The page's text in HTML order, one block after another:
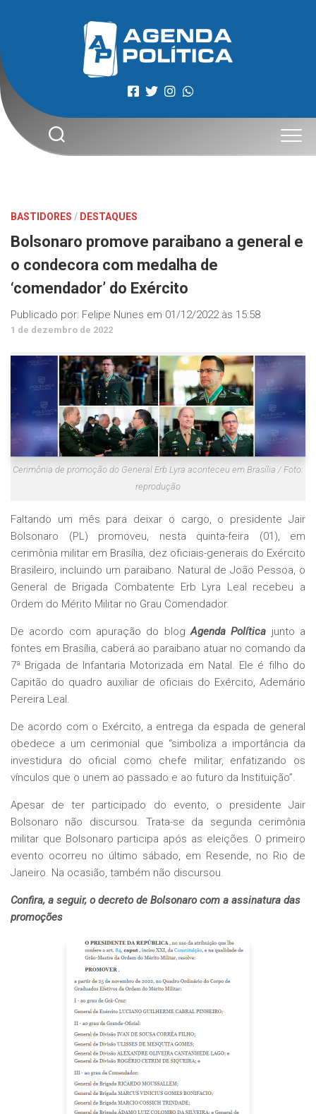
BASTIDORES / DESTAQUES
Bolsonaro promove paraibano a general e
o condecora com medalha de
‘comendador’ do Exército
Publicado por: Felipe Nunes em 01/12/2022 às 15:58
1 de dezembro de 2022
Cerimônia de promoção do General Erb Lyra aconteceu em Brasília / Foto:
reprodução
Faltando um mês para deixar o cargo, o presidente Jair
Bolsonaro (PL) promoveu, nesta quinta-feira (01), em
cerimônia militar em Brasília, dez oficiais-generais do Exército
Brasileiro, incluindo um paraibano. Natural de João Pessoa, o
General de Brigada Combatente Erb Lyra Leal recebeu a
Ordem do Mérito Militar no Grau Comendador.
De acordo com apuração do blogAgenda Política junto a
fontes em Brasília, caberá ao paraibano atuar no comando da
7ª Brigada de Infantaria Motorizada em Natal. Ele é filho do
Capitão do quadro auxiliar de oficiais do Exército, Ademário
Pereira Leal.
De acordo com o Exército, a entrega da espada de general
obedece a um cerimonial que “simboliza a importância da
investidura do oficial como chefe militar, enfatizando os
vínculos que o unem ao passado e ao futuro da Instituição”.
Apesar de ter participado do evento, o presidente Jair
Bolsonaro não discursou. Trata-se da segunda cerimônia
militar que Bolsonaro participa após as eleições. O primeiro
evento ocorreu no último sábado, em Resende, no Rio de
Janeiro. Na ocasião, também não discursou.
Confira, a seguir, o decreto de Bolsonaro com a assinatura das
promoções